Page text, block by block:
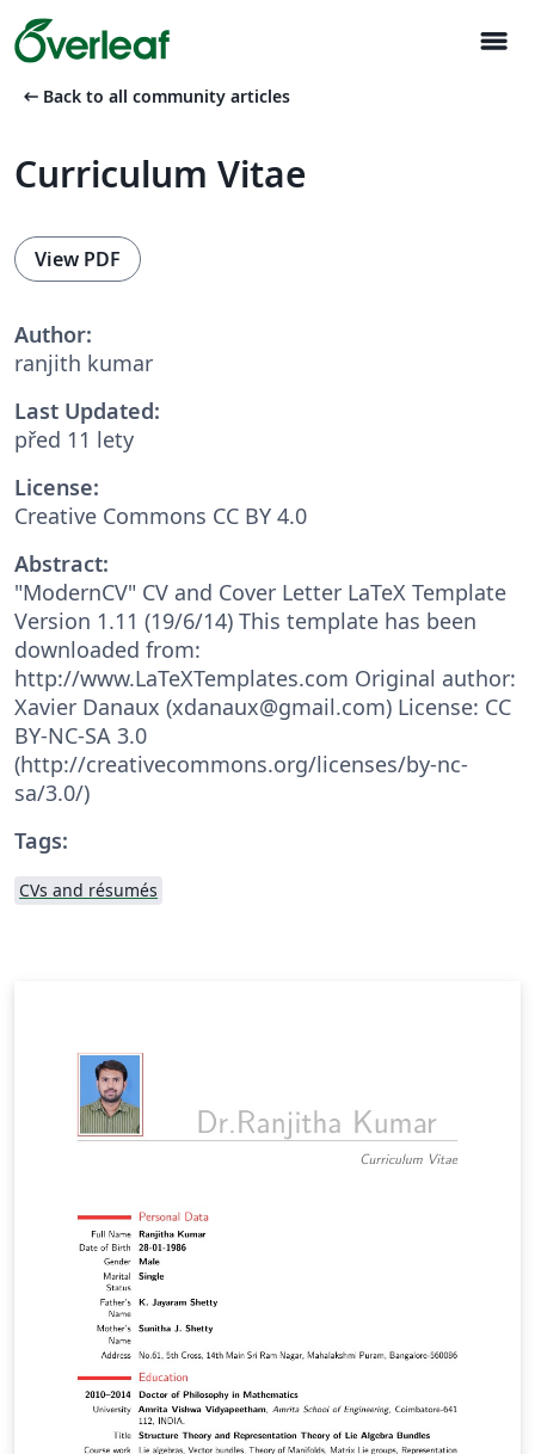
menu
arrow_left_alt Back to all community articles
Curriculum Vitae
View PDF
Author:
ranjith kumar
Last Updated:
před 11 lety
License:
Creative Commons CC BY 4.0
Abstract:
"ModernCV" CV and Cover Letter LaTeX Template
Version 1.11 (19/6/14) This template has been
downloaded from:
http://www.LaTeXTemplates.com Original author:
Xavier Danaux (xdanaux@gmail.com) License: CC
BY-NC-SA 3.0
(http://creativecommons.org/licenses/by-nc-
sa/3.0/)
Tags:
CVs and résumés